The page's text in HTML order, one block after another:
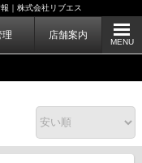
｜株式会社リブエス
理 店舗案内
MENU